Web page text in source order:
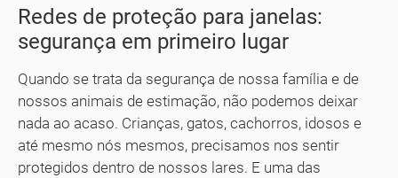
Redes de proteção para janelas:
segurança em primeiro lugar
Quando se trata da segurança de nossa família e de
nossos animais de estimação, não podemos deixar
nada ao acaso. Crianças, gatos, cachorros, idosos e
até mesmo nós mesmos, precisamos nos sentir
protegidos dentro de nossos lares. E uma das